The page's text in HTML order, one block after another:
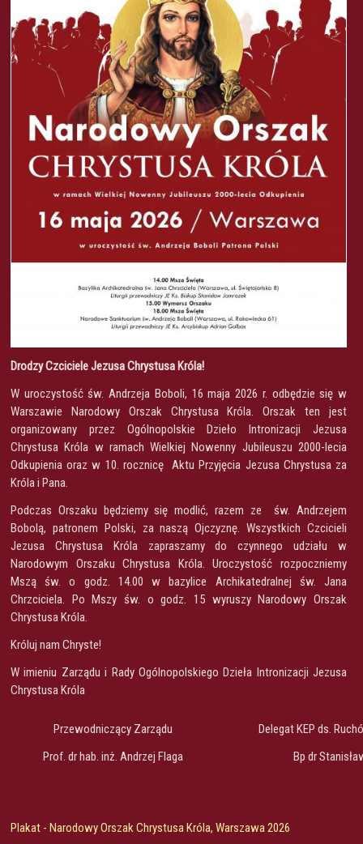
Drodzy Czciciele Jezusa Chrystusa Króla!
W uroczystość św. Andrzeja Boboli, 16 maja 2026 r. odbędzie się w
Warszawie Narodowy Orszak Chrystusa Króla. Orszak ten jest
organizowany przez Ogólnopolskie Dzieło Intronizacji Jezusa
Chrystusa Króla w ramach Wielkiej Nowenny Jubileuszu 2000-lecia
Odkupienia oraz w 10. rocznicę Aktu Przyjęcia Jezusa Chrystusa za
Króla i Pana.
Podczas Orszaku będziemy się modlić, razem ze św. Andrzejem
Bobolą, patronem Polski, za naszą Ojczyznę. Wszystkich Czcicieli
Jezusa Chrystusa Króla zapraszamy do czynnego udziału w
Narodowym Orszaku Chrystusa Króla. Uroczystość rozpoczniemy
Mszą św. o godz. 14.00 w bazylice Archikatedralnej św. Jana
Chrzciciela. Po Mszy św. o godz. 15 wyruszy Narodowy Orszak
Chrystusa Króla.
Króluj nam Chryste!
W imieniu Zarządu i Rady Ogólnopolskiego Dzieła Intronizacji Jezusa
Chrystusa Króla
Przewodniczący Zarządu
Prof. dr hab. inż. Andrzej Flaga
Delegat KEP ds.
Bp dr
Plakat - Narodowy Orszak Chrystusa Króla, Warszawa 2026